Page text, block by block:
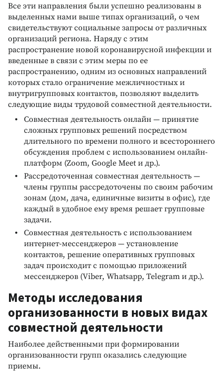
Все эти направления были успешно реализованы в
выделенных нами выше типах организаций, о чем
свидетельствуют социальные запросы от различных
организаций региона. Наряду с этим
распространение новой коронавирусной инфекции и
введенные в связи с этим меры по ее
распространению, одним из основных направлений
которых стало ограничение межличностных и
внутригрупповых контактов, позволяют выделить
следующие виды трудовой совместной деятельности.
Совместная деятельность онлайн — принятие
сложных групповых решений посредством
длительного по времени полного и всестороннего
обсуждения проблем с использованием онлайн-
платформ (Zoom, Google Meet и др.).
Рассредоточенная совместная деятельность —
члены группы рассредоточены по своим рабочим
зонам (дом, дача, единичные визиты в офис), где
каждый в удобное ему время решает групповые
задачи.
Совместная деятельность с использованием
интернет-мессенджеров — установление
контактов, решение оперативных групповых
задач происходит с помощью приложений
мессенджеров (Viber, Whatsapp, Telegram и др.).
Методы исследования
организованности в новых видах
совместной деятельности
Наиболее действенными при формировании
организованности групп оказались следующие
приемы.